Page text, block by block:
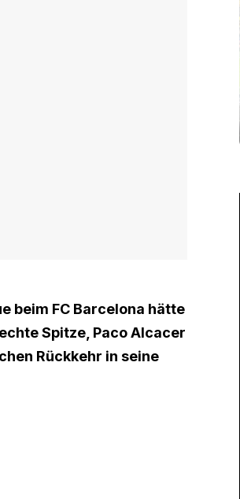
beim FC Barcelona hätte
Spitze, Paco Alcacer
Rückkehr in seine